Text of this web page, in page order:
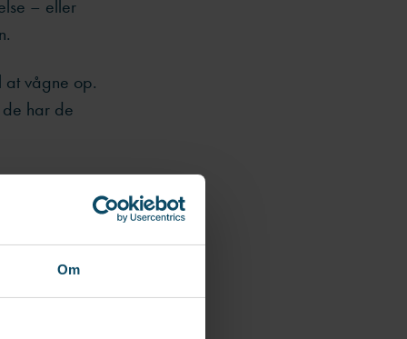
Om
– eller
vågne op.
har de